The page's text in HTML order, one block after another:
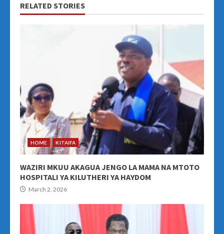
RELATED STORIES
HOME KITAIFA
WAZIRI MKUU AKAGUA JENGO LA MAMA NA MTOTO
HOSPITALI YA KILUTHERI YA HAYDOM
March 2, 2026